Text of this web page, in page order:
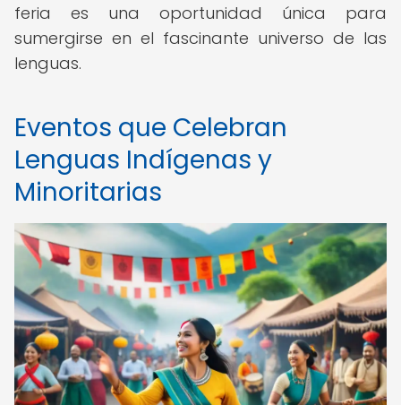
feria es una oportunidad única para
sumergirse en el fascinante universo de las
lenguas.
Eventos que Celebran
Lenguas Indígenas y
Minoritarias